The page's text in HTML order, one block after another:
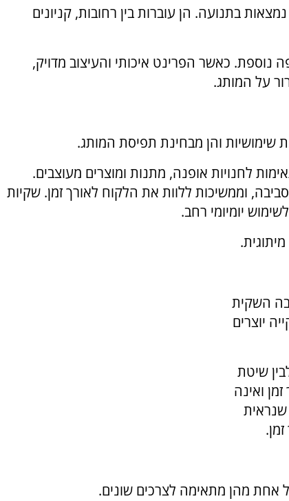
נמצאות בתנועה. הן עוברות בין רחובות, קניונים
כאשר הפרינט איכותי והעיצוב מדויק,
על המותג.
והן מבחינת תפיסת המותג.
לחנויות אופנה, מתנות ומוצרים מעוצבים.
וממשיכות ללוות את הלקוח לאורך זמן. שקיות
יומיומי רחב.
השקית
יוצרים
שיטת
ואינה
אחת מהן מתאימה לצרכים שונים.